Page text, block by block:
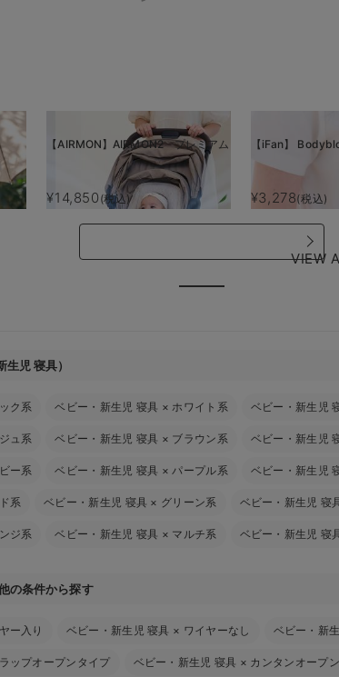
【AIRMON】AIRMON2 プレミアム
¥14,850 (税込)
【iFan】
¥3,278(税込)
VIEW
児 寝具）
ク系 ベビー・新生児 寝具 × ホワイト系 ベビー・新生児
ュ系 ベビー・新生児 寝具 × ブラウン系 ベビー・新生児
ー系 ベビー・新生児 寝具 × パープル系 ベビー・新生児
系 ベビー・新生児 寝具 × グリーン系 ベビー・新生児 寝
ジ系 ベビー・新生児 寝具 × マルチ系 ベビー・新生児 寝
の条件から探す
ー入り ベビー・新生児 寝具 × ワイヤーなし ベビー・新
ップオープンタイプ ベビー・新生児 寝具 × カンタンオープ